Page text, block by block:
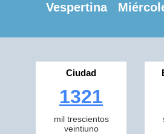
Vespertina
Ciudad
1321
mil trescientos
veintiuno